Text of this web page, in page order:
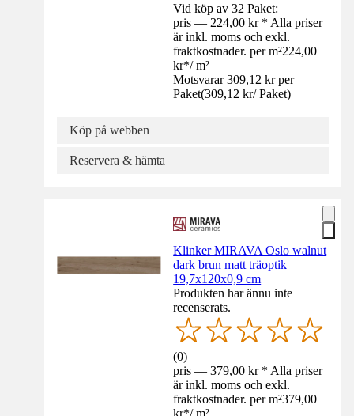
Vid köp av 32 Paket:
pris — 224,00 kr * Alla priser
är inkl. moms och exkl.
fraktkostnader. per m²224,00
kr*/ m²
Motsvarar 309,12 kr per
Paket(309,12 kr/ Paket)
Köp på webben
Reservera & hämta
Klinker MIRAVA Oslo walnut
dark brun matt träoptik
19,7x120x0,9 cm
Produkten har ännu inte
recenserats.
(0)
pris — 379,00 kr * Alla priser
är inkl. moms och exkl.
fraktkostnader. per m²379,00